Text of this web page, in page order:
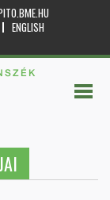
ENGLISH